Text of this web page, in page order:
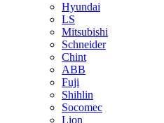
Hyundai
LS
Mitsubishi
Schneider
Chint
ABB
Fuji
Shihlin
Socomec
Lion